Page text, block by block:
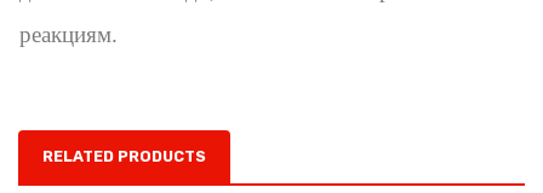
реакциям.
RELATED PRODUCTS